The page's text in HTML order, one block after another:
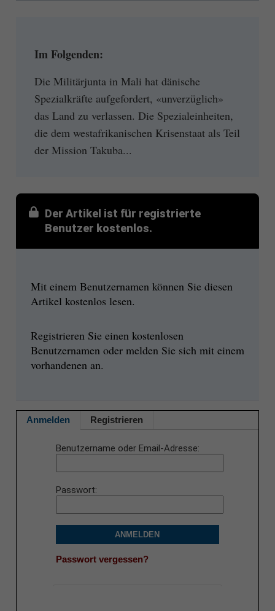
Im Folgenden:
Die Militärjunta in Mali hat dänische
Spezialkräfte aufgefordert, «unverzüglich»
das Land zu verlassen. Die Spezialeinheiten,
die dem westafrikanischen Krisenstaat als Teil
der Mission Takuba...
Der Artikel ist für registrierte
Benutzer kostenlos.
Mit einem Benutzernamen können Sie diesen
Artikel kostenlos lesen.
Registrieren Sie einen kostenlosen
Benutzernamen oder melden Sie sich mit einem
vorhandenen an.
Anmelden Registrieren
Benutzername oder Email-Adresse
Passwort
ANMELDEN
Passwort vergessen?